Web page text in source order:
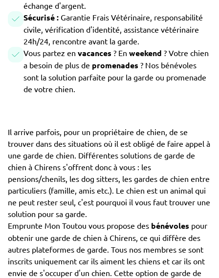
échange d'argent.
Sécurisé : Garantie Frais Vétérinaire, responsabilité
civile, vérification d'identité, assistance vétérinaire
24h/24, rencontre avant la garde.
Vous partez en vacances ? En weekend ? Votre chien
a besoin de plus de promenades ? Nos bénévoles
sont la solution parfaite pour la garde ou promenade
de votre chien.
Il arrive parfois, pour un propriétaire de chien, de se
trouver dans des situations où il est obligé de faire appel à
une garde de chien. Différentes solutions de garde de
chien à Chirens s'offrent donc à vous : les
pensions/chenils, les dog sitters, les gardes de chien entre
particuliers (famille, amis etc.). Le chien est un animal qui
ne peut rester seul, c'est pourquoi il vous faut trouver une
solution pour sa garde.
Emprunte Mon Toutou vous propose des bénévoles pour
obtenir une garde de chien à Chirens, ce qui diffère des
autres plateformes de garde. Tous nos membres se sont
inscrits uniquement car ils aiment les chiens et car ils ont
envie de s'occuper d'un chien. Cette option de garde de